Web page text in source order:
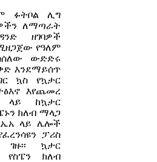
ፉትቦል ሊግ
ለማጣራት
ዘገባዎች
የዓለም
ውድድሩ
እንደማይሰጥ
ኳስ የኳታር
እየጨመረ
ላይ ከኳታር
ክለብ ማላጋ
እኤአ ላይ ሌሎች
ፓሪስ
ገዙ፡፡ ኳታር
ክለብ